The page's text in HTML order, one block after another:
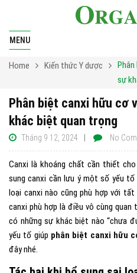
MENU
Home Kiến thức Y dược
sự
Phân biệt canxi hữu cơ
khác biệt quan trọng
Tháng 9 12, 2024 No
Canxi là khoáng chất cần thiết
sung canxi cần lưu ý một số yếu
loại canxi nào cũng phù hợp với
canxi phù hợp là điều vô cùng
có những sự khác biệt nào “chưa
yếu tố giúp phân biệt canxi hữu
đây nhé.